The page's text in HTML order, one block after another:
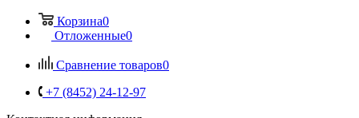
Корзина0
Отложенные0
Сравнение товаров0
+7 (8452) 24-12-97